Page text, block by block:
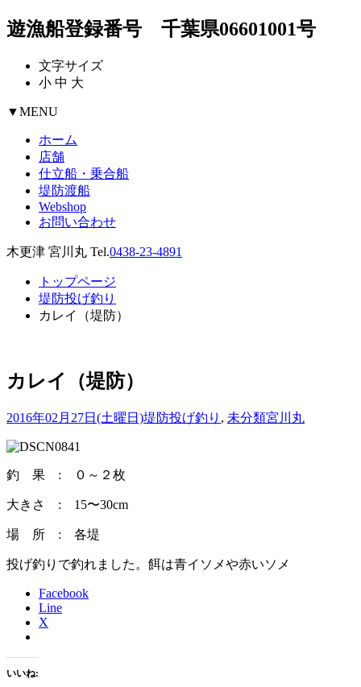
遊漁船登録番号 千葉県06601001号
文字サイズ
小 中 大
▼MENU
ホーム
店舗
仕立船・乗合船
堤防渡船
Webshop
お問い合わせ
木更津 宮川丸 Tel.0438-23-4891
トップページ
堤防投げ釣り
カレイ（堤防）
カレイ（堤防）
2016年02月27日(土曜日)堤防投げ釣り , 未分類宮川丸
釣 果 : ０～２枚
大きさ : 15〜30cm
場 所 : 各堤
投げ釣りで釣れました。餌は青イソメや赤いソメ
Facebook
Line
X
いいね: